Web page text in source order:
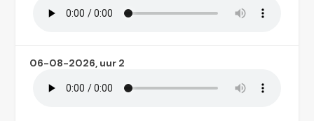
06-08-2026, uur 2